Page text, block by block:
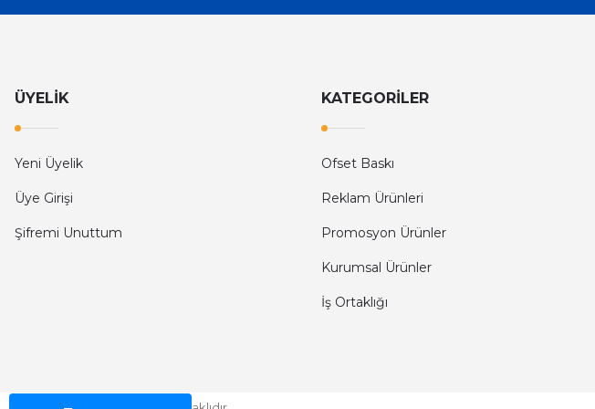
1.198,80 TL 1.438,80 TL
Tantuni A5 El İlanları 2.000Adet Ücretsiz Gönderim
ÜYELİK
Yeni Üyelik
Üye Girişi
Şifremi Unuttum
KATEGORİLER
Ofset Baskı
Reklam Ürünleri
Promosyon Ürünler
Kurumsal Ürünler
İş Ortaklığı